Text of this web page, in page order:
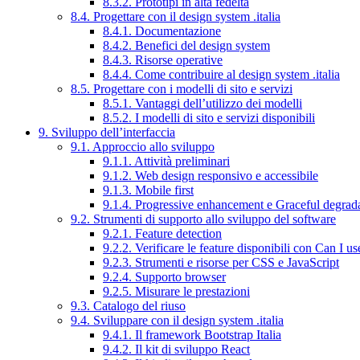
8.4. Progettare con il design system .italia
8.4.1. Documentazione
8.4.2. Benefici del design system
8.4.3. Risorse operative
8.4.4. Come contribuire al design system .italia
8.5. Progettare con i modelli di sito e servizi
8.5.1. Vantaggi dell’utilizzo dei modelli
8.5.2. I modelli di sito e servizi disponibili
9. Sviluppo dell’interfaccia
9.1. Approccio allo sviluppo
9.1.1. Attività preliminari
9.1.2. Web design responsivo e accessibile
9.1.3. Mobile first
9.1.4. Progressive enhancement e Graceful
9.2. Strumenti di supporto allo sviluppo del software
9.2.1. Feature detection
9.2.2. Verificare le feature disponibili con Can I
9.2.3. Strumenti e risorse per CSS e JavaScript
9.2.4. Supporto browser
9.2.5. Misurare le prestazioni
9.3. Catalogo del riuso
9.4. Sviluppare con il design system .italia
9.4.1. Il framework Bootstrap Italia
9.4.2. Il kit di sviluppo React